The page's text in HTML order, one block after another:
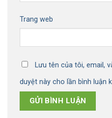
Trang web
Lưu tên của tôi, email,
duyệt này cho lần bình luận